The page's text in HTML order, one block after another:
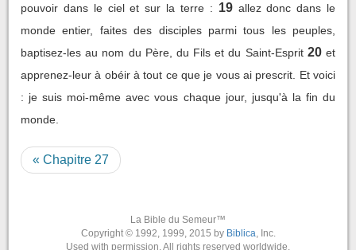
pouvoir dans le ciel et sur la terre : 19 allez donc dans le
monde entier, faites des disciples parmi tous les peuples,
baptisez-les au nom du Père, du Fils et du Saint-Esprit 20 et
apprenez-leur à obéir à tout ce que je vous ai prescrit. Et voici
: je suis moi-même avec vous chaque jour, jusqu'à la fin du
monde.
« Chapitre 27
La Bible du Semeur™
Copyright © 1992, 1999, 2015 by Biblica, Inc.
Used with permission. All rights reserved worldwide.